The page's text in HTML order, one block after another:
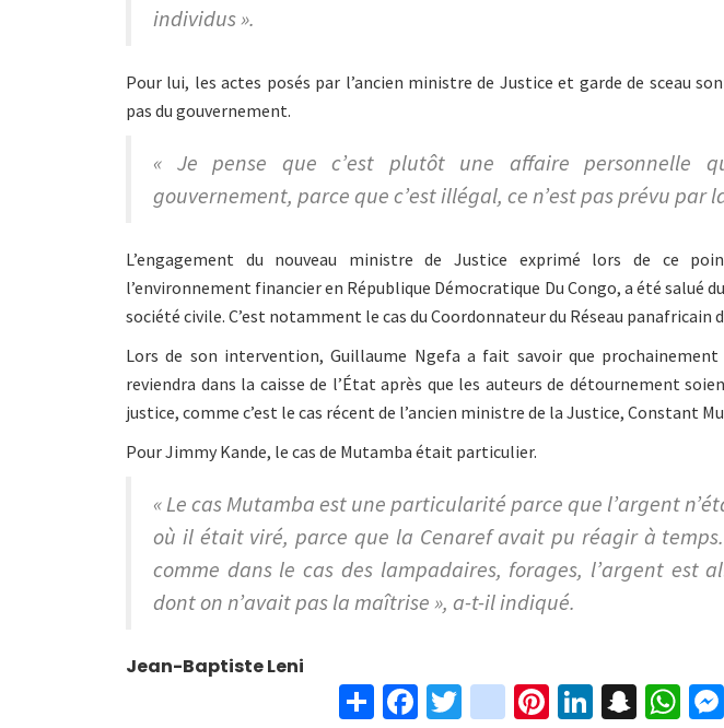
individus ».
Pour lui, les actes posés par l’ancien ministre de Justice et garde de sceau
pas du gouvernement.
« Je pense que c’est plutôt une affaire personnelle
gouvernement, parce que c’est illégal, ce n’est pas prévu par
L’engagement du nouveau ministre de Justice exprimé lors de ce
l’environnement financier en République Démocratique Du Congo, a été salué
société civile. C’est notamment le cas du Coordonnateur du Réseau
Lors de son intervention, Guillaume Ngefa a fait savoir que
reviendra dans la caisse de l’État après que les auteurs de détournement
justice, comme c’est le cas récent de l’ancien ministre de la Justice, Constant
Pour Jimmy Kande, le cas de Mutamba était particulier.
« Le cas Mutamba est une particularité parce que l’argent
où il était viré, parce que la Cenaref avait pu réagir à
comme dans le cas des lampadaires, forages, l’argent est
dont on n’avait pas la maîtrise », a-t-il indiqué.
Jean-Baptiste Leni
S Fa T in Pi Li S W